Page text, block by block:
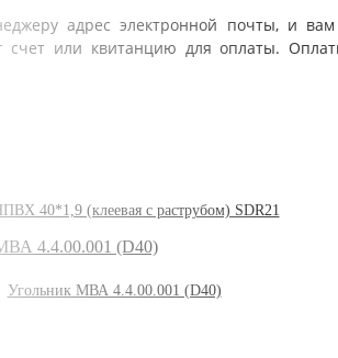
адрес электронной почты, и
счет или квитанцию для оплаты.
40*1,9 (клеевая с раструбом) SDR21
Угольник МВА 4.4.00.001 (D40)